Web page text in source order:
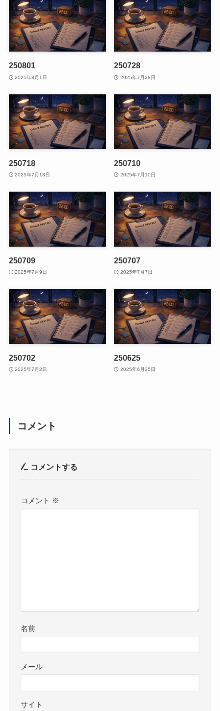
250801
2025年8月1日
250728
2025年7月28日
250718
2025年7月18日
250710
2025年7月10日
250709
2025年7月9日
250707
2025年7月7日
250702
2025年7月2日
250625
2025年6月25日
コメント
コメントする
コメント ※
名前
メール
サイト